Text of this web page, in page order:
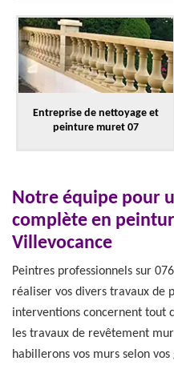
Entreprise de nettoyage et
peinture muret 07
Notre équipe pour
complète en
Villevocance
Peintres professionnels sur
réaliser vos divers travaux de
interventions concernent tout
les travaux de revêtement
habillerons vos murs selon